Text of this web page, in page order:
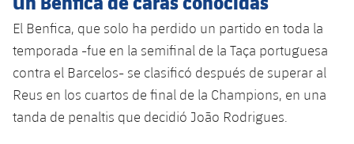
El Benfica, que solo ha perdido un partido en toda la
temporada -fue en la semifinal de la Taça portuguesa
contra el Barcelos- se clasificó después de superar al
Reus en los cuartos de final de la Champions, en una
tanda de penaltis que decidió João Rodrigues.